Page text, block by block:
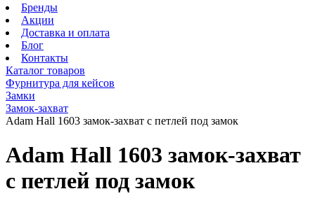
Бренды
Акции
Доставка и оплата
Блог
Контакты
Каталог товаров
Фурнитура для кейсов
Замки
Замок-захват
Adam Hall 1603 замок-захват с петлей под замок
Adam Hall 1603 замок-захват
с петлей под замок